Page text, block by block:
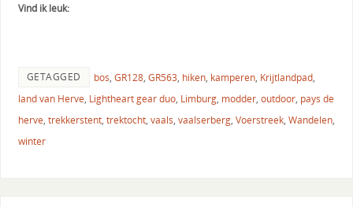
Vind ik leuk:
GETAGGED bos, GR128, GR563, hiken, kamperen, Krijtlandpad,
land van Herve, Lightheart gear duo, Limburg, modder, outdoor, pays de
herve, trekkerstent, trektocht, vaals, vaalserberg, Voerstreek, Wandelen,
winter